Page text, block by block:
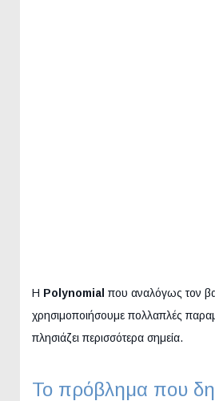
Η Polynomial που αναλόγως τον
χρησιμοποιήσουμε πολλαπλές
πλησιάζει περισσότερα σημεία.
Το πρόβλημα που